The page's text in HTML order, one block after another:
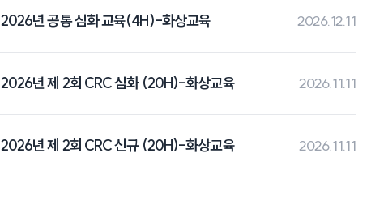
2026년 공통 심화 교육(4H)-화상교육 2026.12.11
2026년 제 2회 CRC 심화 (20H)-화상교육 2026.11.11
2026년 제 2회 CRC 신규 (20H)-화상교육 2026.11.11